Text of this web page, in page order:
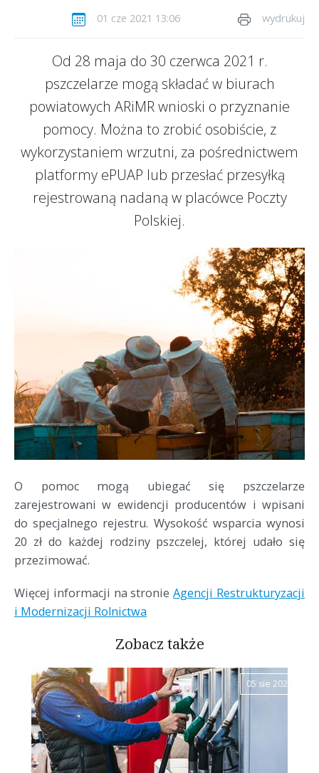
01 cze 2021 13:06 wydrukuj
Od 28 maja do 30 czerwca 2021 r.
pszczelarze mogą składać w biurach
powiatowych ARiMR wnioski o przyznanie
pomocy. Można to zrobić osobiście, z
wykorzystaniem wrzutni, za pośrednictwem
platformy ePUAP lub przesłać przesyłką
rejestrowaną nadaną w placówce Poczty
Polskiej.
O pomoc mogą ubiegać się pszczelarze
zarejestrowani w ewidencji producentów i wpisani
do specjalnego rejestru. Wysokość wsparcia wynosi
20 zł do każdej rodziny pszczelej, której udało się
przezimować.
Więcej informacji na stronieAgencji Restrukturyzacji
i Modernizacji Rolnictwa
Zobacz także
05 sie 2026